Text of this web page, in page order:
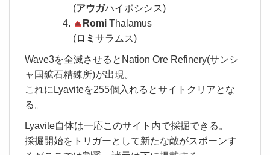
(アウガハイポシシス)
Romi Thalamus
(ロミ サラムス)
Wave3を全滅させるとNation Ore Refinery(サンシ
ャ国鉱石精錬所)が出現。
これにLyaviteを255個入れるとサイトクリアとな
る。
Lyavite自体は一応このサイト内で採掘できる。
採掘開始をトリガーとして新たな敵がスポーンす